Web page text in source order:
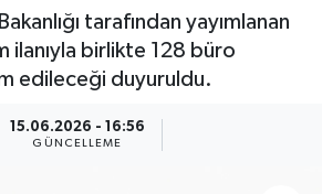
tarafından yayımlanan
ilanıyla birlikte 128 büro
edileceği duyuruldu.
15.06.2026 - 16:56
GÜNCELLEME